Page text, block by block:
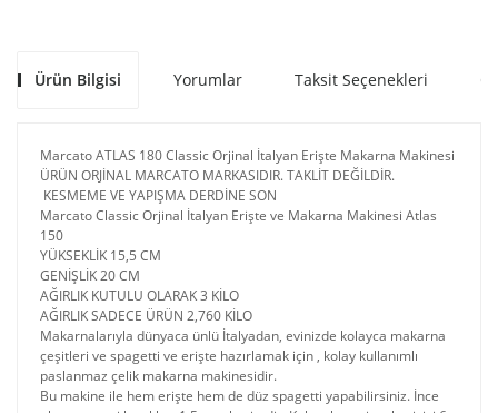
Ürün Bilgisi Yorumlar Taksit Seçenekleri
Marcato ATLAS 180 Classic Orjinal İtalyan Erişte Makarna Makinesi
ÜRÜN ORJİNAL MARCATO MARKASIDIR. TAKLİT DEĞİLDİR.
KESMEME VE YAPIŞMA DERDİNE SON
Marcato Classic Orjinal İtalyan Erişte ve Makarna Makinesi Atlas
150
YÜKSEKLİK 15,5 CM
GENİŞLİK 20 CM
AĞIRLIK KUTULU OLARAK 3 KİLO
AĞIRLIK SADECE ÜRÜN 2,760 KİLO
Makarnalarıyla dünyaca ünlü İtalyadan, evinizde kolayca makarna
çeşitleri ve spagetti ve erişte hazırlamak için , kolay kullanımlı
paslanmaz çelik makarna makinesidir.
Bu makine ile hem erişte hem de düz spagetti yapabilirsiniz. İnce